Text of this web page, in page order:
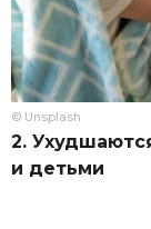
© Unsplash
2.
и детьми